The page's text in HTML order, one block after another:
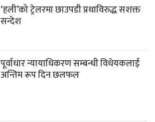
‘हली’को ट्रेलरमा छाउपडी प्रथाविरुद्ध सशक्त
सन्देश
पूर्वाधार न्यायाधिकरण सम्बन्धी विधेयकलाई
अन्तिम रूप दिन छलफल